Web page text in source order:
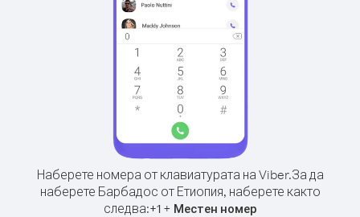
Наберете номера от клавиатурата на Viber.За да
наберете Барбадос от Етиопия, наберете както
следва:+1+ Местен номер